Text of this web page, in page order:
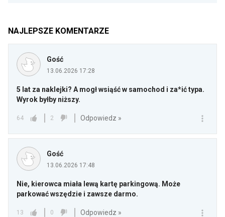
NAJLEPSZE KOMENTARZE
Gość
13.06.2026 17:28
5 lat za naklejki? A mogł wsiąść w samochod i za*ić typa.
Wyrok byłby niższy.
64 2 Odpowiedz »
Gość
13.06.2026 17:48
Nie, kierowca miała lewą kartę parkingową. Może
parkować wszędzie i zawsze darmo.
13 0 Odpowiedz »